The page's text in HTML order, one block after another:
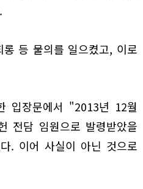
등 물의를 일으켰고, 이로
입장문에서 "2013년 12월
전담 임원으로 발령받았을
. 이어 사실이 아닌 것으로